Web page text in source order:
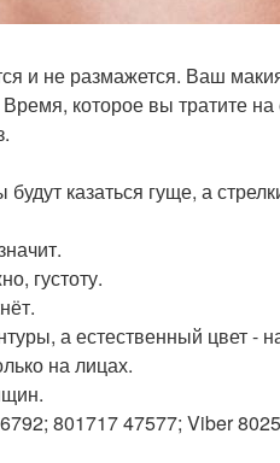
и не размажется. Ваш
которое вы тратите
казаться гуще, а
густоту.
а естественный цвет -
на лицах.
801717 47577; Viber